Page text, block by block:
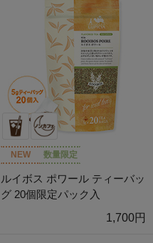
NEW 数量限定
ルイボス ポワール ティーバッ
グ 20個限定パック入
1,700円